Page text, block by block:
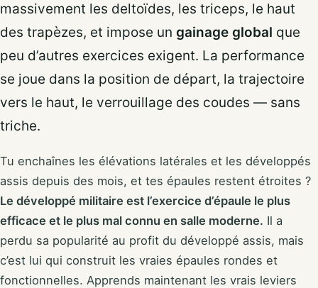
massivement les deltoïdes, les triceps, le haut
des trapèzes, et impose un gainage global que
peu d’autres exercices exigent. La performance
se joue dans la position de départ, la trajectoire
vers le haut, le verrouillage des coudes — sans
triche.
Tu enchaînes les élévations latérales et les développés
assis depuis des mois, et tes épaules restent étroites ?
Le développé militaire est l’exercice d’épaule le plus
efficace et le plus mal connu en salle moderne. Il a
perdu sa popularité au profit du développé assis, mais
c’est lui qui construit les vraies épaules rondes et
fonctionnelles. Apprends maintenant les vrais leviers